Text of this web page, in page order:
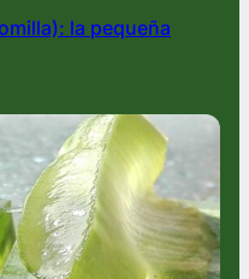
la pequeña